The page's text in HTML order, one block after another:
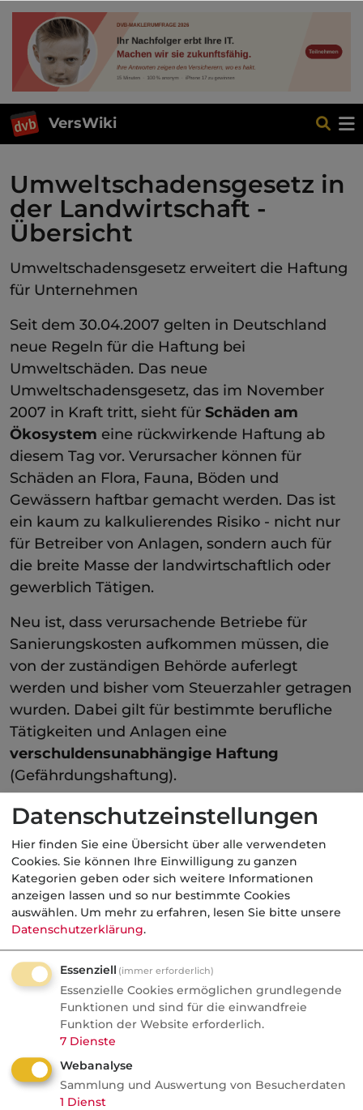
VersWiki
Umweltschadensgesetz in
der Landwirtschaft -
Übersicht
Umweltschadensgesetz erweitert die Haftung
für Unternehmen
Seit dem 30.04.2007 gelten in Deutschland
neue Regeln für die Haftung bei
Umweltschäden. Das neue
Umweltschadensgesetz, das im November
2007 in Kraft tritt, sieht für Schäden am
Ökosystem eine rückwirkende Haftung ab
diesem Tag vor. Verursacher können für
Schäden an Flora, Fauna, Böden und
Gewässern haftbar gemacht werden. Das ist
ein kaum zu kalkulierendes Risiko - nicht nur
für Betreiber von Anlagen, sondern auch für
die breite Masse der landwirtschaftlich oder
gewerblich Tätigen.
Neu ist, dass verursachende Betriebe für
Sanierungskosten aufkommen müssen, die
von der zuständigen Behörde auferlegt
werden und bisher vom Steuerzahler getragen
wurden. Dabei gilt für bestimmte berufliche
Tätigkeiten und Anlagen eine
verschuldensunabhängige Haftung
(Gefährdungshaftung).
Gegen finanzielle Belastungen, die sich aus
dem Umweltschadensgesetz ergeben, können
Sie sich absichern. Der Versicherungsschutz
beinhaltetSanierungskosten für Schäden an
der Umwelt. Sie gewährt bei
Betriebsstörungen Deckung außerhalb des
Betriebsgrundstücks und kann auf Schäden
an dem eigenen Grundstück und
Grundwasserschäden erweitert werden. Der
Versicherungsschutz besteht auch für die
verschuldensunabhängige Haftung.
Kategorie: Gewerbliche Haftpflicht
Datenschutzeinstellungen
Hier finden Sie eine Übersicht über alle verwendeten
Cookies. Sie können Ihre Einwilligung zu ganzen
Kategorien geben oder sich weitere Informationen
anzeigen lassen und so nur bestimmte Cookies
auswählen. Um mehr zu erfahren, lesen Sie bitte unsere
Datenschutzerklärung.
Essenziell (immer erforderlich)
Essenzielle Cookies ermöglichen grundlegende
Funktionen und sind für die einwandfreie
Funktion der Website erforderlich.
7 Dienste
Webanalyse
Sammlung und Auswertung von Besucherdaten
1 Dienst